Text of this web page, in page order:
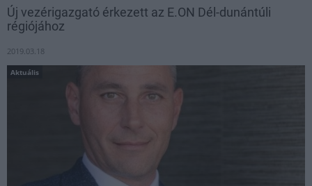
Új vezérigazgató érkezett az E.ON Dél-dunántúli
régiójához
2019.03.18
Aktuális